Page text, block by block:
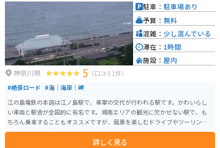
神奈川県 5 （口コミ1件）
#絶景ロード #海｜海岸｜岬
江の島電鉄の本店は江ノ島駅で、車掌の交代が行われる駅です。かわいらし
い車両と駅舎が全国的に有名です。湘南エリアの観光に欠かせない駅で、も
ちろん乗車することもオススメですが、風景を楽しむドライブやツーリング
にも最適です。時間が合えば、車両の入れ替えや入庫、転線を見られます。
詳しく見る
駐車： 駐車場あり
予算： 無料
混雑： 少し混んでいる
滞在： 1時間
施設： 屋内